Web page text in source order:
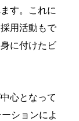
す。これに
用活動もで
に付けたビ
心となって
ションによ